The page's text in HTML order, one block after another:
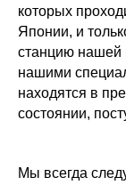
которых
Японии, и
станцию нашей
нашими
находятся в
состоянии,
Мы всегда